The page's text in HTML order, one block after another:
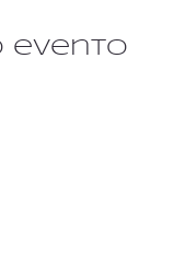
comune.
affascinare
che
vivi in
evento